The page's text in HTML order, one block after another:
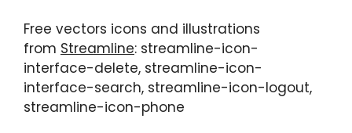
Free vectors icons and illustrations
from Streamline: streamline-icon-
interface-delete, streamline-icon-
interface-search, streamline-icon-logout,
streamline-icon-phone